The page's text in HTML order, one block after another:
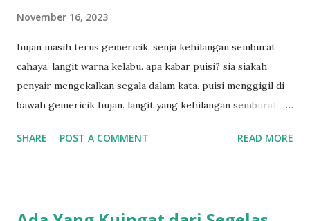
November 16, 2023
hujan masih terus gemericik. senja kehilangan semburat
cahaya. langit warna kelabu. apa kabar puisi? sia siakah
penyair mengekalkan segala dalam kata. puisi menggigil di
bawah gemericik hujan. langit yang kehilangan semburat
penyair? apakah sia sia aku dituliskan. puisi menggigil
SHARE POST A COMMENT READ MORE